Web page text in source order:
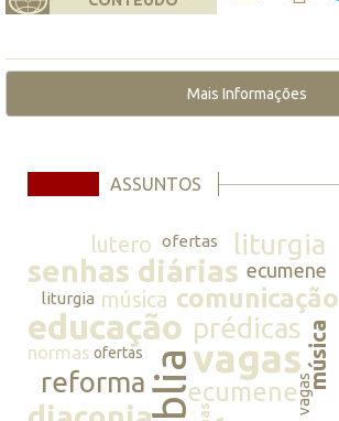
Mais Informações
ASSUNTOS
lutero ofertas liturgia
senhas diárias ecumene
liturgia música comunicação
educação prédicasmúsica
normas ofertas vagas
reforma ecumenevagas